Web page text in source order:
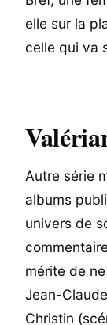
elle sur la
celle qui va
Autre série
albums
univers de
mérite de
Jean-
Christin